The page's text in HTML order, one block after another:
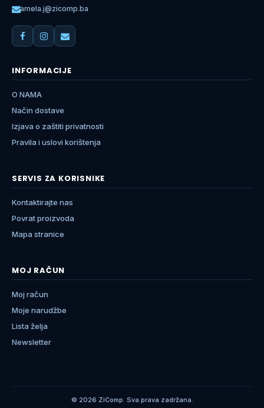
amela.j@zicomp.ba
INFORMACIJE
O NAMA
Način dostave
Izjava o zaštiti privatnosti
Pravila i uslovi korištenja
SERVIS ZA KORISNIKE
Kontaktirajte nas
Povrat proizvoda
Mapa stranice
MOJ RAČUN
Moj račun
Moje narudžbe
Lista želja
Newsletter
© 2026 ZiComp. Sva prava zadržana.